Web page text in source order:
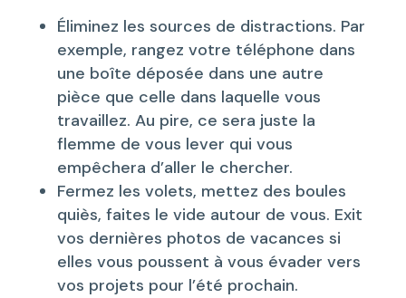
Éliminez les sources de distractions. Par
exemple, rangez votre téléphone dans
une boîte déposée dans une autre
pièce que celle dans laquelle vous
travaillez. Au pire, ce sera juste la
flemme de vous lever qui vous
empêchera d’aller le chercher.
Fermez les volets, mettez des boules
quiès, faites le vide autour de vous. Exit
vos dernières photos de vacances si
elles vous poussent à vous évader vers
vos projets pour l’été prochain.